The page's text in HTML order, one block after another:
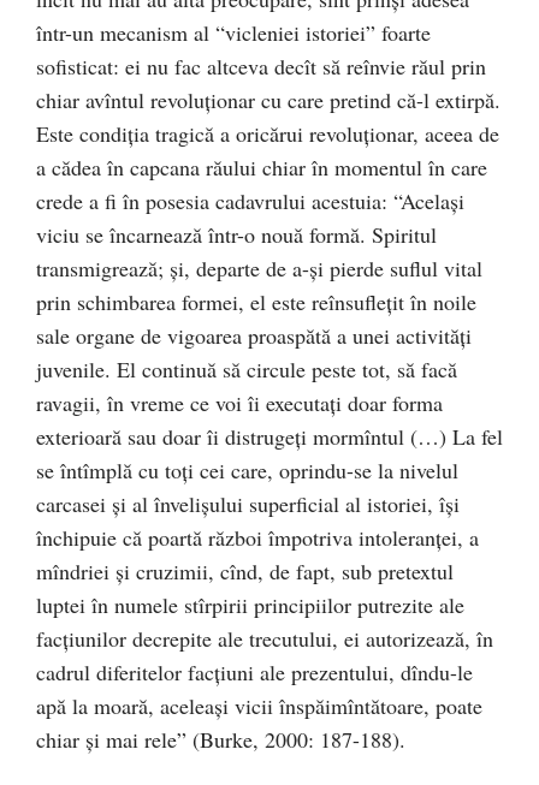
într-un mecanism al “vicleniei istoriei” foarte
sofisticat: ei nu fac altceva decît să reînvie răul prin
chiar avîntul revoluţionar cu care pretind că-l extirpă.
Este condiţia tragică a oricărui revoluţionar, aceea de
a cădea în capcana răului chiar în momentul în care
crede a fi în posesia cadavrului acestuia: “Acelaşi
viciu se încarnează într-o nouă formă. Spiritul
transmigrează; şi, departe de a-şi pierde suflul vital
prin schimbarea formei, el este reînsufleţit în noile
sale organe de vigoarea proaspătă a unei activităţi
juvenile. El continuă să circule peste tot, să facă
ravagii, în vreme ce voi îi executaţi doar forma
exterioară sau doar îi distrugeţi mormîntul (…) La fel
se întîmplă cu toţi cei care, oprindu-se la nivelul
carcasei şi al învelişului superficial al istoriei, îşi
închipuie că poartă război împotriva intoleranţei, a
mîndriei şi cruzimii, cînd, de fapt, sub pretextul
luptei în numele stîrpirii principiilor putrezite ale
facţiunilor decrepite ale trecutului, ei autorizează, în
cadrul diferitelor facţiuni ale prezentului, dîndu-le
apă la moară, aceleaşi vicii înspăimîntătoare, poate
chiar şi mai rele” (Burke, 2000: 187-188).